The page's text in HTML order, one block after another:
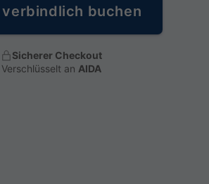
buchen
Sicherer Checkout
Verschlüsselt an AIDA